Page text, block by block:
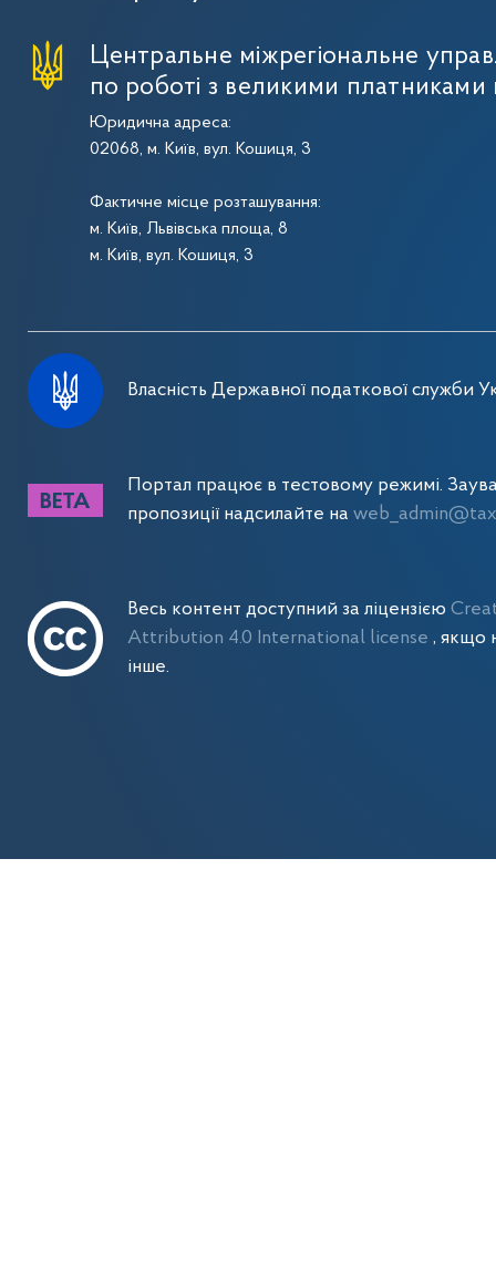
Центральне міжрегіональне
по роботі з великими платниками
Юридична адреса:
02068, м. Київ, вул. Кошиця, 3
Фактичне місце розташування:
м. Київ, Львівська площа, 8
м. Київ, вул. Кошиця, 3
Власність Державної податкової служби
Портал працює в тестовому режимі.
пропозиції надсилайте на
Весь контент доступний за ліцензією
Attribution 4.0 International license , якщо
інше.